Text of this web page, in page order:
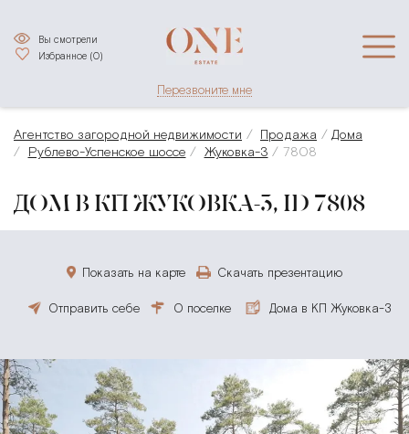
Избранное (0)
Вы смотрели
Перезвоните мне
Агентство загородной недвижимости Продажа
Дома
Рублево-Успенское шоссе
Жуковка-3 7808
ДОМ В КП ЖУКОВКА-3, ID 7808
Показать на карте Скачать презентацию
Отправить себе О поселке Дома в КП Жуковка-3